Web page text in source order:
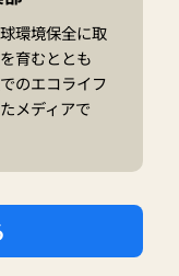
環境保全に取
育むととも
のエコライフ
メディアで